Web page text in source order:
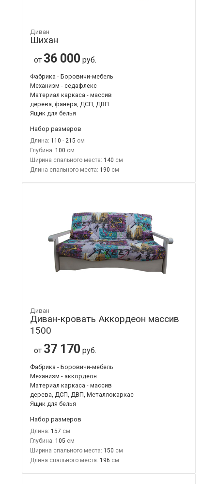
Диван
Шихан
от 36 000 руб.
Фабрика - Боровичи-мебель
Механизм - седафлекс
Материал каркаса - массив
дерева, фанера, ДСП, ДВП
Ящик для белья
Набор размеров
Длина: 110 - 215
Глубина: 100
Ширина спального места: 140
Длина спального места: 190
Диван
Диван-кровать Аккордеон массив
1500
от 37 170 руб.
Фабрика - Боровичи-мебель
Механизм - аккордеон
Материал каркаса - массив
дерева, ДСП, ДВП, Металлокаркас
Ящик для белья
Набор размеров
Длина: 157
Глубина: 105
Ширина спального места: 150
Длина спального места: 196